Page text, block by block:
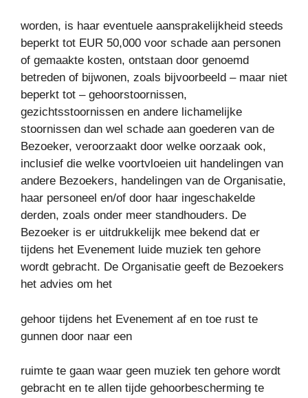
worden, is haar eventuele aansprakelijkheid steeds
beperkt tot EUR 50,000 voor schade aan personen
of gemaakte kosten, ontstaan door genoemd
betreden of bijwonen, zoals bijvoorbeeld – maar niet
beperkt tot – gehoorstoornissen,
gezichtsstoornissen en andere lichamelijke
stoornissen dan wel schade aan goederen van de
Bezoeker, veroorzaakt door welke oorzaak ook,
inclusief die welke voortvloeien uit handelingen van
andere Bezoekers, handelingen van de Organisatie,
haar personeel en/of door haar ingeschakelde
derden, zoals onder meer standhouders. De
Bezoeker is er uitdrukkelijk mee bekend dat er
tijdens het Evenement luide muziek ten gehore
wordt gebracht. De Organisatie geeft de Bezoekers
het advies om het
gehoor tijdens het Evenement af en toe rust te
gunnen door naar een
ruimte te gaan waar geen muziek ten gehore wordt
gebracht en te allen tijde gehoorbescherming te